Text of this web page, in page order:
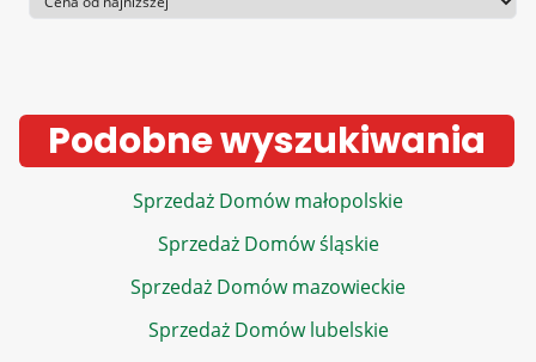
Sortowanie
Podobne wyszukiwania
Sprzedaż Domów małopolskie
Sprzedaż Domów śląskie
Sprzedaż Domów mazowieckie
Sprzedaż Domów lubelskie